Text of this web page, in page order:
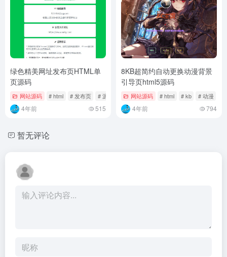
绿色精美网址发布页HTML单
页源码
网站源码 # html # 发布页 # 源码
4年前 515
8KB超简约自动更换动漫背景
引导页html5源码
网站源码 # html # kb # 动漫
4年前 794
暂无评论